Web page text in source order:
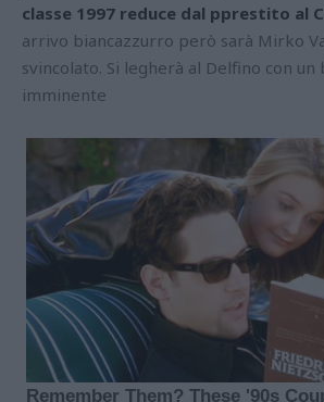
classe 1997 reduce dal pprestito al
arrivo biancazzurro però sarà Mirko
svincolato. Si legherà al Delfino con un
imminente